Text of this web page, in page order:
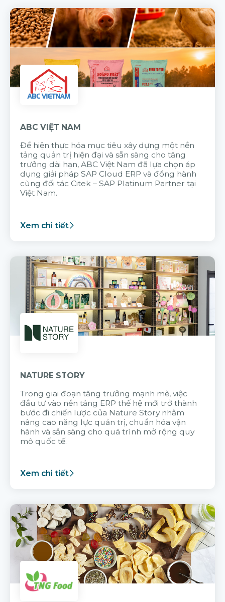
ABC VIỆT NAM
Để hiện thực hóa mục tiêu xây dựng một nền
tảng quản trị hiện đại và sẵn sàng cho tăng
trưởng dài hạn, ABC Việt Nam đã lựa chọn áp
dụng giải pháp SAP Cloud ERP và đồng hành
cùng đối tác Citek – SAP Platinum Partner tại
Việt Nam.
Xem chi tiết
NATURE STORY
Trong giai đoạn tăng trưởng mạnh mẽ, việc
đầu tư vào nền tảng ERP thế hệ mới trở thành
bước đi chiến lược của Nature Story nhằm
nâng cao năng lực quản trị, chuẩn hóa vận
hành và sẵn sàng cho quá trình mở rộng quy
mô quốc tế.
Xem chi tiết